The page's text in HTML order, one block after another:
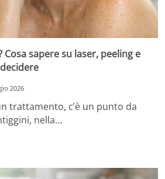
sapere su laser, peeling e
2026
trattamento, c’è un punto da
nella…